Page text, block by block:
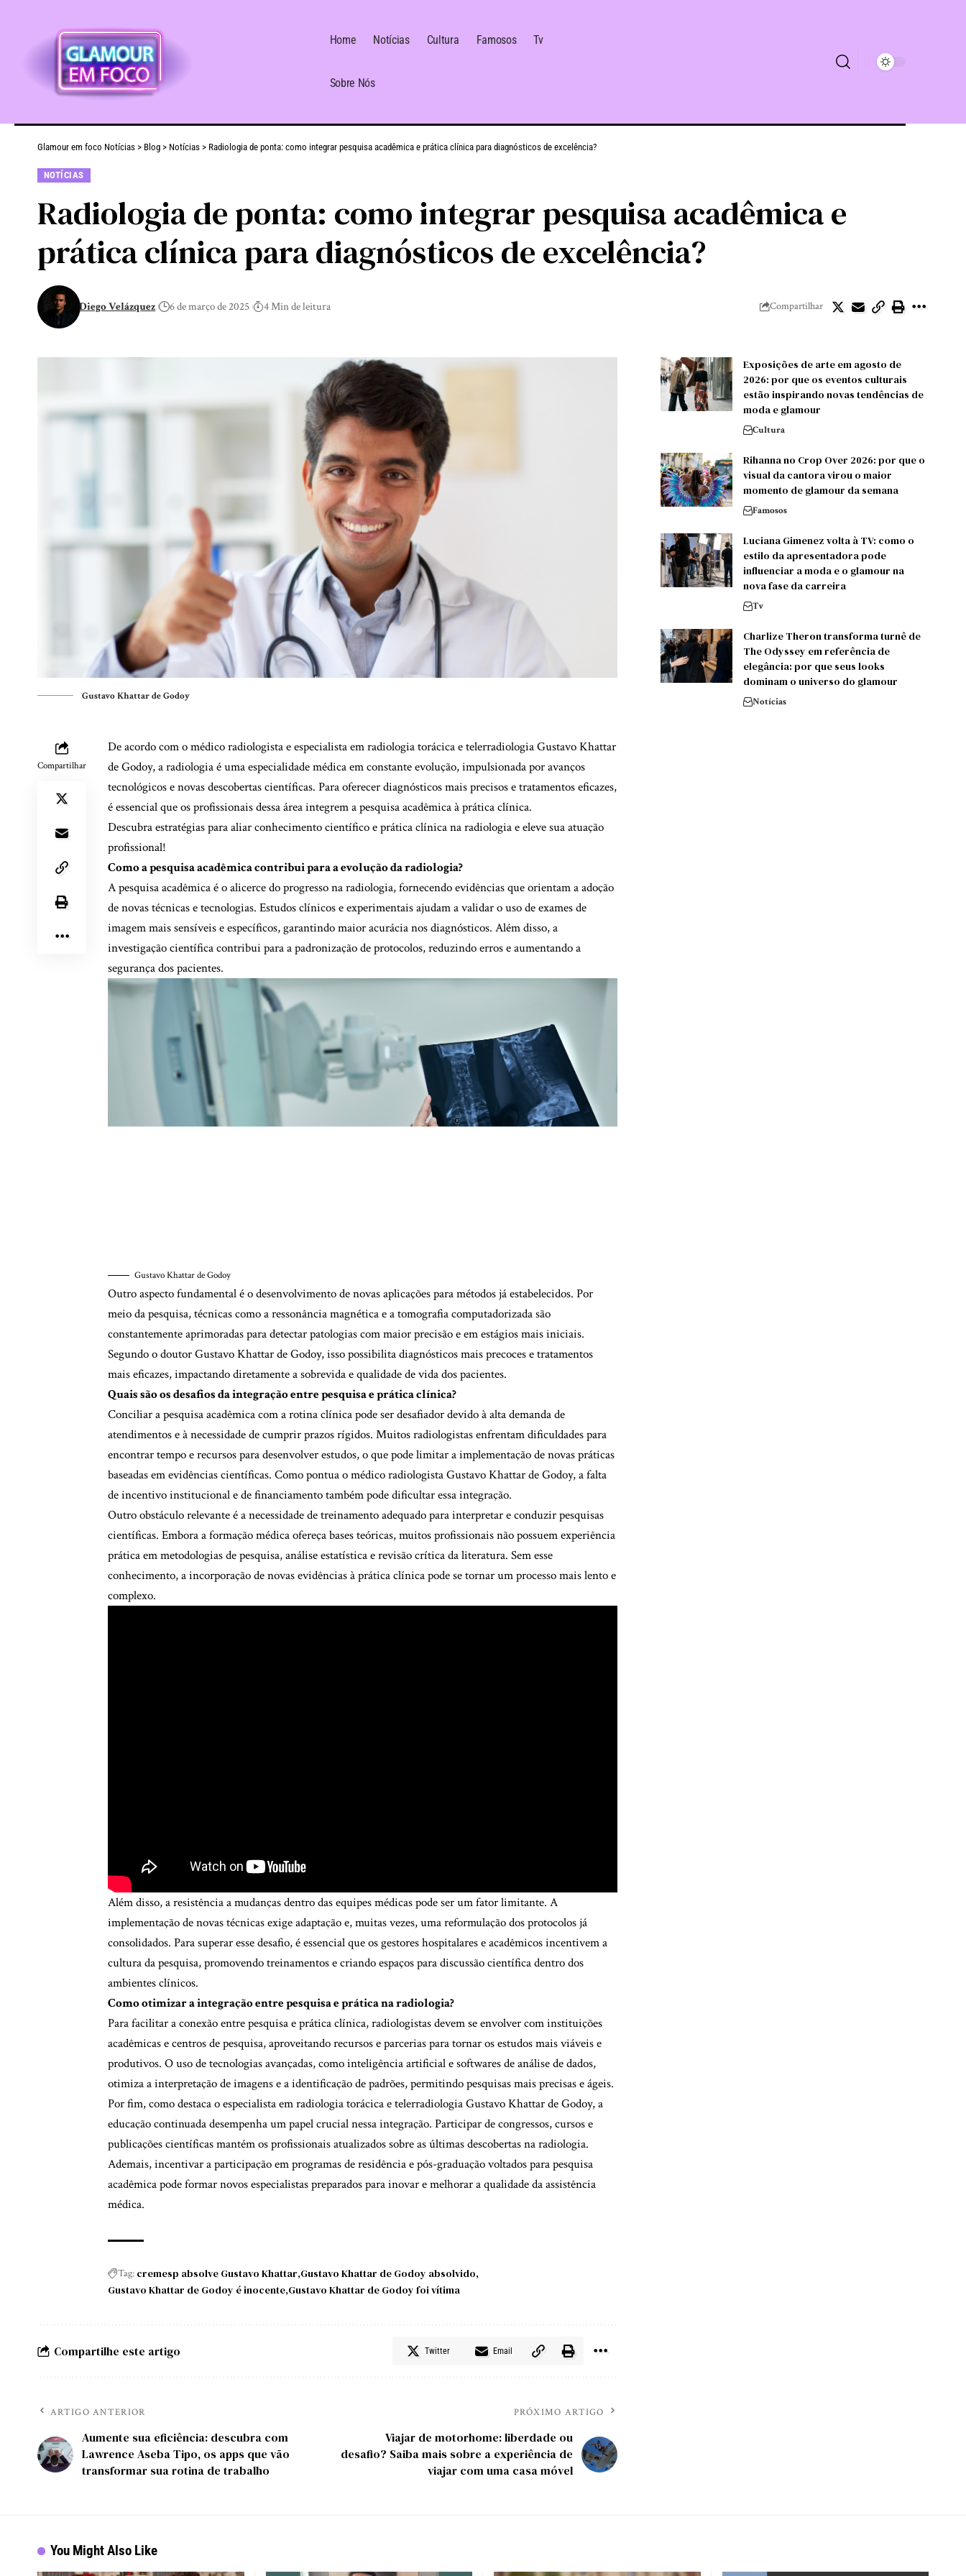
Home Notícias Cultura Famosos Tv
Sobre Nós
Glamour em foco Notícias > Blog > Notícias > Radiologia de ponta: como integrar pesquisa acadêmica e prática clínica para diagnósticos de excelência?
NOTÍCIAS
Radiologia de ponta: como integrar pesquisa acadêmica e
prática clínica para diagnósticos de excelência?
Diego Velázquez 6 de março de 2025 4 Min de leitura Compartilhar
Gustavo Khattar de Godoy
Compartilhar
De acordo com o médico radiologista e especialista em radiologia torácica e telerradiologia Gustavo Khattar
de Godoy, a radiologia é uma especialidade médica em constante evolução, impulsionada por avanços
tecnológicos e novas descobertas científicas. Para oferecer diagnósticos mais precisos e tratamentos eficazes,
é essencial que os profissionais dessa área integrem a pesquisa acadêmica à prática clínica.
Descubra estratégias para aliar conhecimento científico e prática clínica na radiologia e eleve sua atuação
profissional!
Como a pesquisa acadêmica contribui para a evolução da radiologia?
A pesquisa acadêmica é o alicerce do progresso na radiologia, fornecendo evidências que orientam a adoção
de novas técnicas e tecnologias. Estudos clínicos e experimentais ajudam a validar o uso de exames de
imagem mais sensíveis e específicos, garantindo maior acurácia nos diagnósticos. Além disso, a
investigação científica contribui para a padronização de protocolos, reduzindo erros e aumentando a
segurança dos pacientes.
Gustavo Khattar de Godoy
Outro aspecto fundamental é o desenvolvimento de novas aplicações para métodos já estabelecidos. Por
meio da pesquisa, técnicas como a ressonância magnética e a tomografia computadorizada são
constantemente aprimoradas para detectar patologias com maior precisão e em estágios mais iniciais.
Segundo o doutor Gustavo Khattar de Godoy, isso possibilita diagnósticos mais precoces e tratamentos
mais eficazes, impactando diretamente a sobrevida e qualidade de vida dos pacientes.
Quais são os desafios da integração entre pesquisa e prática clínica?
Conciliar a pesquisa acadêmica com a rotina clínica pode ser desafiador devido à alta demanda de
atendimentos e à necessidade de cumprir prazos rígidos. Muitos radiologistas enfrentam dificuldades para
encontrar tempo e recursos para desenvolver estudos, o que pode limitar a implementação de novas práticas
baseadas em evidências científicas. Como pontua o médico radiologista Gustavo Khattar de Godoy, a falta
de incentivo institucional e de financiamento também pode dificultar essa integração.
Outro obstáculo relevante é a necessidade de treinamento adequado para interpretar e conduzir pesquisas
científicas. Embora a formação médica ofereça bases teóricas, muitos profissionais não possuem experiência
prática em metodologias de pesquisa, análise estatística e revisão crítica da literatura. Sem esse
conhecimento, a incorporação de novas evidências à prática clínica pode se tornar um processo mais lento e
complexo.
Além disso, a resistência a mudanças dentro das equipes médicas pode ser um fator limitante. A
implementação de novas técnicas exige adaptação e, muitas vezes, uma reformulação dos protocolos já
consolidados. Para superar esse desafio, é essencial que os gestores hospitalares e acadêmicos incentivem a
cultura da pesquisa, promovendo treinamentos e criando espaços para discussão científica dentro dos
ambientes clínicos.
Como otimizar a integração entre pesquisa e prática na radiologia?
Para facilitar a conexão entre pesquisa e prática clínica, radiologistas devem se envolver com instituições
acadêmicas e centros de pesquisa, aproveitando recursos e parcerias para tornar os estudos mais viáveis e
produtivos. O uso de tecnologias avançadas, como inteligência artificial e softwares de análise de dados,
otimiza a interpretação de imagens e a identificação de padrões, permitindo pesquisas mais precisas e ágeis.
Por fim, como destaca o especialista em radiologia torácica e telerradiologia Gustavo Khattar de Godoy, a
educação continuada desempenha um papel crucial nessa integração. Participar de congressos, cursos e
publicações científicas mantém os profissionais atualizados sobre as últimas descobertas na radiologia.
Ademais, incentivar a participação em programas de residência e pós-graduação voltados para pesquisa
acadêmica pode formar novos especialistas preparados para inovar e melhorar a qualidade da assistência
médica.
Tag: cremesp absolve Gustavo Khattar Gustavo Khattar de Godoy absolvido
Gustavo Khattar de Godoy é inocente Gustavo Khattar de Godoy foi vítima
Compartilhe este artigo Twitter Email
ARTIGO ANTERIOR
Aumente sua eficiência: descubra com
Lawrence Aseba Tipo, os apps que vão
transformar sua rotina de trabalho
PRÓXIMO ARTIGO
Viajar de motorhome: liberdade ou
desafio? Saiba mais sobre a experiência de
viajar com uma casa móvel
Exposições de arte em agosto de
2026: por que os eventos culturais
estão inspirando novas tendências de
moda e glamour
Cultura
Rihanna no Crop Over 2026: por que o
visual da cantora virou o maior
momento de glamour da semana
Famosos
Luciana Gimenez volta à TV: como o
estilo da apresentadora pode
influenciar a moda e o glamour na
nova fase da carreira
Tv
Charlize Theron transforma turnê de
The Odyssey em referência de
elegância: por que seus looks
dominam o universo do glamour
Notícias
You Might Also Like